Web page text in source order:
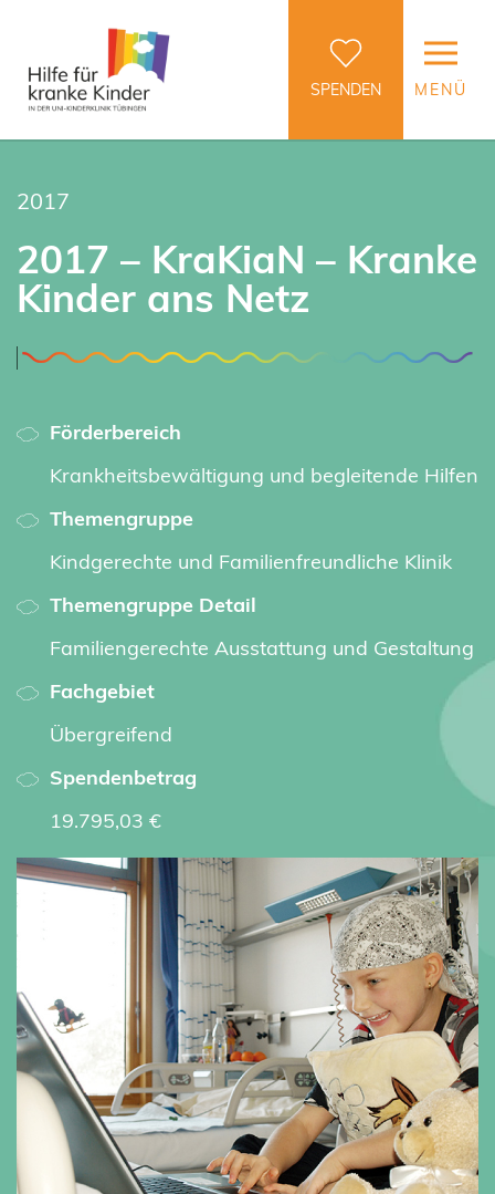
SPENDEN MENÜ
2017
2017 – KraKiaN – Kranke
Kinder ans Netz
Förderbereich
Krankheitsbewältigung und begleitende Hilfen
Themengruppe
Kindgerechte und Familienfreundliche Klinik
Themengruppe Detail
Familiengerechte Ausstattung und Gestaltung
Fachgebiet
Übergreifend
Spendenbetrag
19.795,03 €